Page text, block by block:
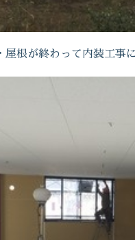
屋根が終わって内装工事